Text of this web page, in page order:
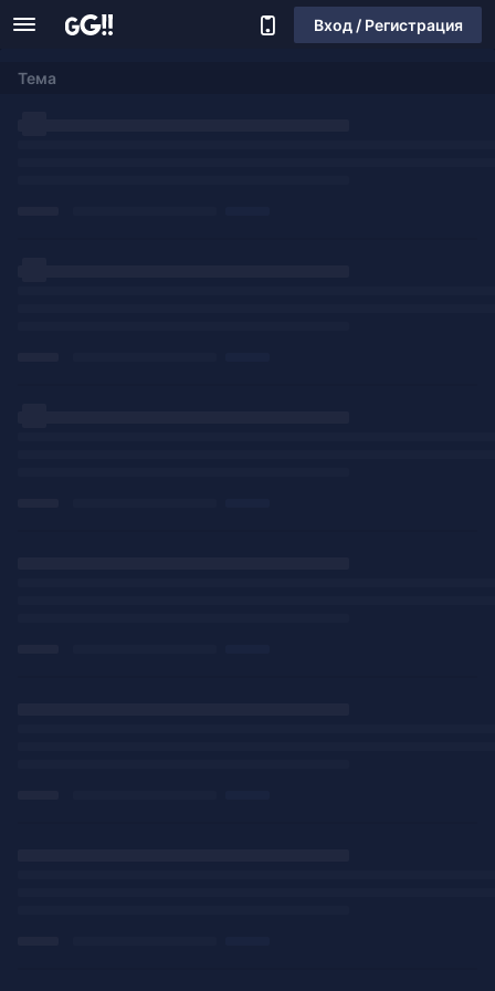
Вход / Регистрация
Тема